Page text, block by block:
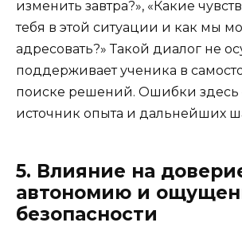
изменить завтра?», «Какие
тебя в этой ситуации и как мы
адресовать?» Такой диалог не
поддерживает ученика в
поиске решений. Ошибки здесь
источник опыта и дальнейших
5. Влияние на
автономию и
безопасности